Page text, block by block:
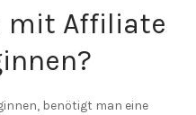
mit Affiliate
benötigt man eine